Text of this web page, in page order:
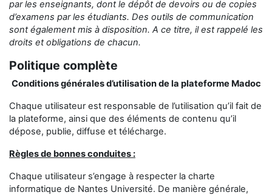
par les enseignants, dont le dépôt de devoirs ou de copies
d’examens par les étudiants. Des outils de communication
sont également mis à disposition. A ce titre, il est rappelé les
droits et obligations de chacun.
Politique complète
Conditions générales d’utilisation de la plateforme Madoc
Chaque utilisateur est responsable de l’utilisation qu’il fait de
la plateforme, ainsi que des éléments de contenu qu’il
dépose, publie, diffuse et télécharge.
Règles de bonnes conduites :
Chaque utilisateur s’engage à respecter la charte
informatique de Nantes Université. De manière générale,